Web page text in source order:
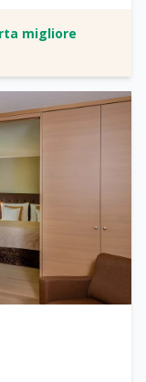
migliore